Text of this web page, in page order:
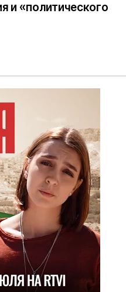
и «политического